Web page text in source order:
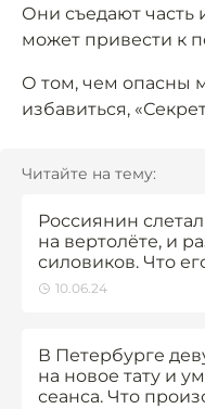
Они съедают часть
может привести к
О том, чем опасны
избавиться,
Читайте на тему:
Россиянин
на вертолёте, и
силовиков. Что
10.06.24
В Петербурге
на новое тату и
сеанса. Что